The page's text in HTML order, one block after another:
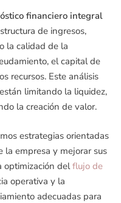
financiero integral
de ingresos,
la calidad de la
el capital de
recursos. Este análisis
limitando la liquidez,
la creación de valor.
estrategias orientadas
la empresa y mejorar sus
optimización delflujo de
operativa y la
adecuadas para